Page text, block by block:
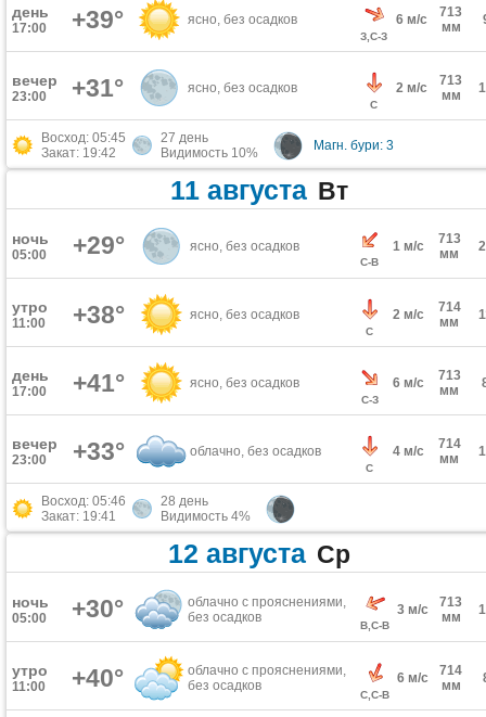
день
17:00 +39° ясно, без осадков
З,С-З
6 м/с
713
мм
вечер
23:00 +31° ясно, без осадков
С
2 м/с
713
мм
Восход: 05:45
Закат: 19:42
27 день
Видимость 10%
Магн. бури: 3
11 августа Вт
ночь
05:00 +29° ясно, без осадков
С-В
1 м/с
713
мм
утро
11:00 +38° ясно, без осадков
С
2 м/с
714
мм
день
17:00 +41° ясно, без осадков
С-З
6 м/с
713
мм
вечер
23:00 +33° облачно, без осадков
С
4 м/с
714
мм
Восход: 05:46
Закат: 19:41
28 день
Видимость 4%
12 августа Ср
ночь
05:00 +30°
облачно с прояснениями,
без осадков
В,С-В
3 м/с
713
мм
утро
11:00 +40°
облачно с прояснениями,
без осадков
С,С-В
6 м/с
714
мм